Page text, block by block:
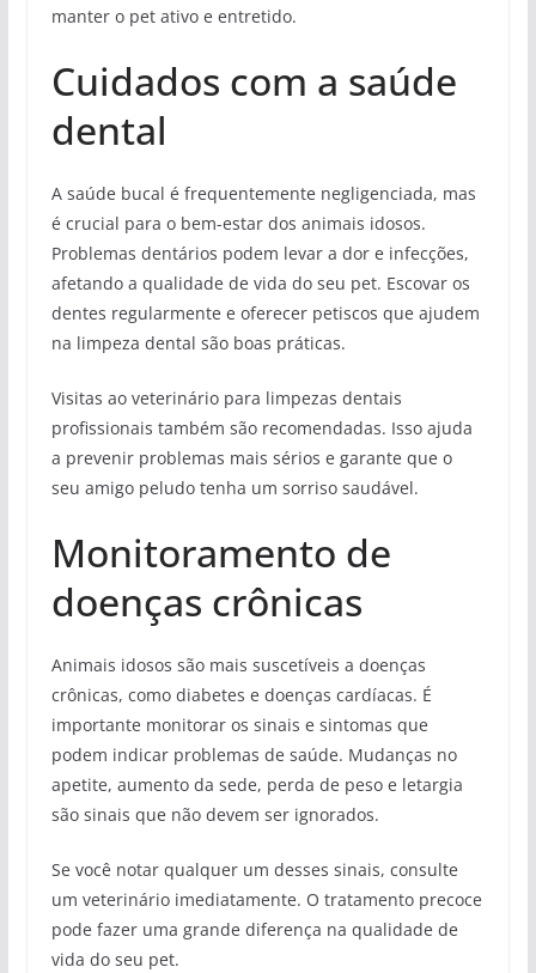
manter o pet ativo e entretido.
Cuidados com a saúde
dental
A saúde bucal é frequentemente negligenciada, mas
é crucial para o bem-estar dos animais idosos.
Problemas dentários podem levar a dor e infecções,
afetando a qualidade de vida do seu pet. Escovar os
dentes regularmente e oferecer petiscos que ajudem
na limpeza dental são boas práticas.
Visitas ao veterinário para limpezas dentais
profissionais também são recomendadas. Isso ajuda
a prevenir problemas mais sérios e garante que o
seu amigo peludo tenha um sorriso saudável.
Monitoramento de
doenças crônicas
Animais idosos são mais suscetíveis a doenças
crônicas, como diabetes e doenças cardíacas. É
importante monitorar os sinais e sintomas que
podem indicar problemas de saúde. Mudanças no
apetite, aumento da sede, perda de peso e letargia
são sinais que não devem ser ignorados.
Se você notar qualquer um desses sinais, consulte
um veterinário imediatamente. O tratamento precoce
pode fazer uma grande diferença na qualidade de
vida do seu pet.